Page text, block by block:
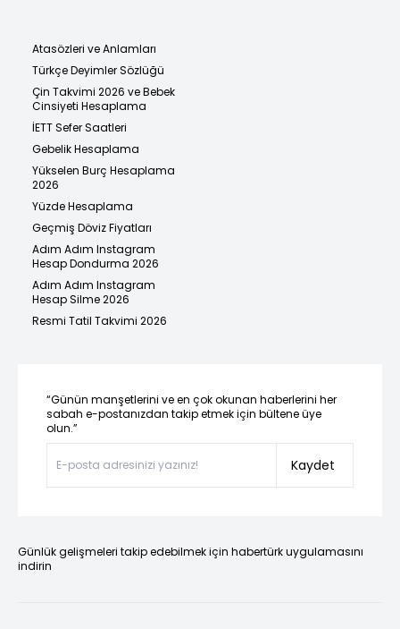
Atasözleri ve Anlamları
Türkçe Deyimler Sözlüğü
Çin Takvimi 2026 ve Bebek
Cinsiyeti Hesaplama
İETT Sefer Saatleri
Gebelik Hesaplama
Yükselen Burç Hesaplama
2026
Yüzde Hesaplama
Geçmiş Döviz Fiyatları
Adım Adım Instagram
Hesap Dondurma 2026
Adım Adım Instagram
Hesap Silme 2026
Resmi Tatil Takvimi 2026
“Günün manşetlerini ve en çok okunan haberlerini her
sabah e-postanızdan takip etmek için bültene üye
olun.”
Kaydet
Günlük gelişmeleri takip edebilmek için habertürk uygulamasını
indirin